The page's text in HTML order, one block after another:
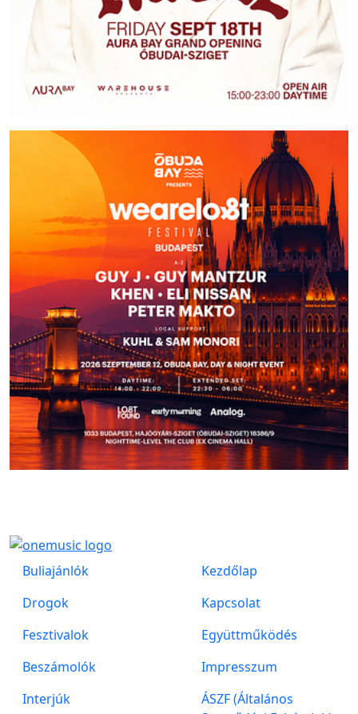
Buliajánlók
Drogok
Fesztivalok
Beszámolók
Interjúk
Kezdőlap
Kapcsolat
Együttműködés
Impresszum
ÁSZF (Általános